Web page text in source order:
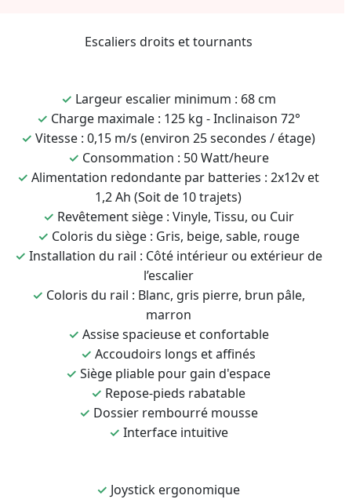
Escaliers droits et tournants
✓ Largeur escalier minimum : 68 cm
✓ Charge maximale : 125 kg - Inclinaison 72°
✓ Vitesse : 0,15 m/s (environ 25 secondes / étage)
✓ Consommation : 50 Watt/heure
✓ Alimentation redondante par batteries : 2x12v et
1,2 Ah (Soit de 10 trajets)
✓ Revêtement siège : Vinyle, Tissu, ou Cuir
✓ Coloris du siège : Gris, beige, sable, rouge
✓ Installation du rail : Côté intérieur ou extérieur de
l’escalier
✓ Coloris du rail : Blanc, gris pierre, brun pâle,
marron
✓ Assise spacieuse et confortable
✓ Accoudoirs longs et affinés
✓ Siège pliable pour gain d'espace
✓ Repose-pieds rabatable
✓ Dossier rembourré mousse
✓ Interface intuitive
✓ Joystick ergonomique